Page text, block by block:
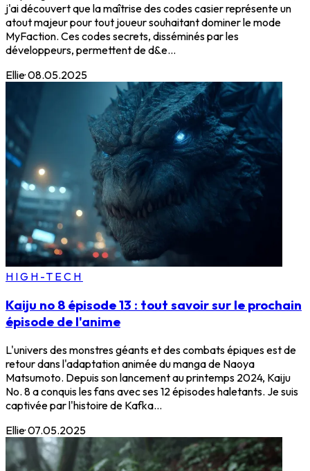
j'ai découvert que la maîtrise des codes casier représente un
atout majeur pour tout joueur souhaitant dominer le mode
MyFaction. Ces codes secrets, disséminés par les
développeurs, permettent de d&e...
Ellie·08.05.2025
HIGH-TECH
Kaiju no 8 épisode 13 : tout savoir sur le prochain
épisode de l'anime
L'univers des monstres géants et des combats épiques est de
retour dans l'adaptation animée du manga de Naoya
Matsumoto. Depuis son lancement au printemps 2024, Kaiju
No. 8 a conquis les fans avec ses 12 épisodes haletants. Je suis
captivée par l'histoire de Kafka...
Ellie·07.05.2025